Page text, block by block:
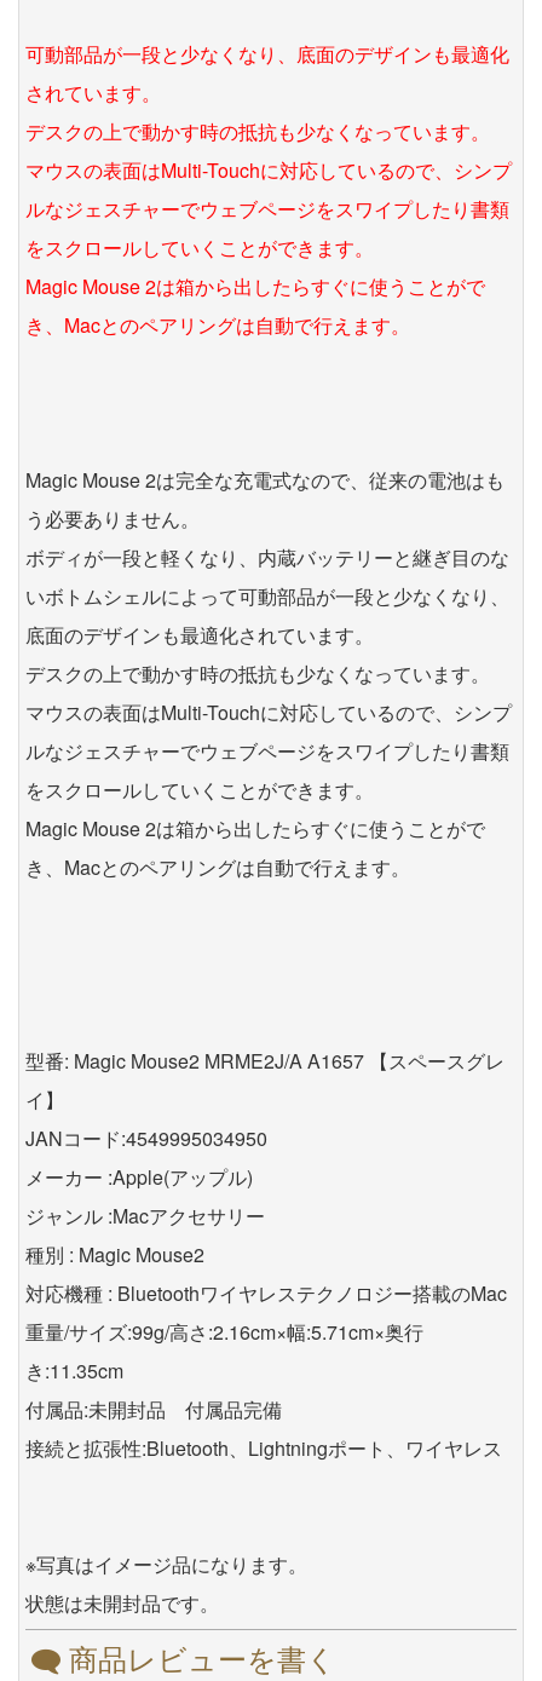
可動部品が一段と少なくなり、底面のデザインも最適化
されています。
デスクの上で動かす時の抵抗も少なくなっています。
マウスの表面はMulti-Touchに対応しているので、シンプ
ルなジェスチャーでウェブページをスワイプしたり書類
をスクロールしていくことができます。
Magic Mouse 2は箱から出したらすぐに使うことがで
き、Macとのペアリングは自動で行えます。
Magic Mouse 2は完全な充電式なので、従来の電池はも
う必要ありません。
ボディが一段と軽くなり、内蔵バッテリーと継ぎ目のな
いボトムシェルによって可動部品が一段と少なくなり、
底面のデザインも最適化されています。
デスクの上で動かす時の抵抗も少なくなっています。
マウスの表面はMulti-Touchに対応しているので、シンプ
ルなジェスチャーでウェブページをスワイプしたり書類
をスクロールしていくことができます。
Magic Mouse 2は箱から出したらすぐに使うことがで
き、Macとのペアリングは自動で行えます。
型番: Magic Mouse2 MRME2J/A A1657 【スペースグレ
イ】
JANコード:4549995034950
メーカー :Apple(アップル)
ジャンル :Macアクセサリー
種別 : Magic Mouse2
対応機種 : Bluetoothワイヤレステクノロジー搭載のMac
重量/サイズ:99g/高さ:2.16cm×幅:5.71cm×奥行
き:11.35cm
付属品:未開封品 付属品完備
接続と拡張性:Bluetooth、Lightningポート、ワイヤレス
※写真はイメージ品になります。
状態は未開封品です。
商品レビューを書く